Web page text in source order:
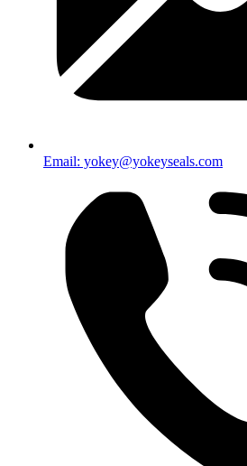
Email: yokey@yokeyseals.com